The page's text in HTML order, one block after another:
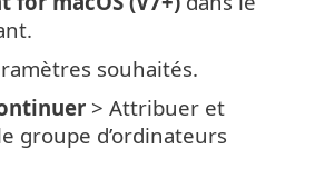
souhaités.
> Attribuer et
groupe d’ordinateurs